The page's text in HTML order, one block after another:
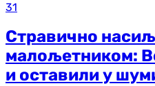
31
Стравично
малољетником:
и оставили у